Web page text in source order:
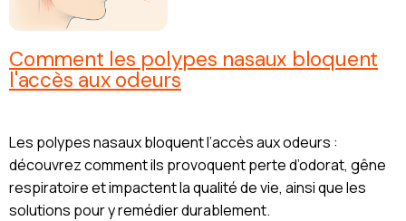
Comment les polypes nasaux bloquent
l'accès aux odeurs
Les polypes nasaux bloquent l’accès aux odeurs :
découvrez comment ils provoquent perte d’odorat, gêne
respiratoire et impactent la qualité de vie, ainsi que les
solutions pour y remédier durablement.